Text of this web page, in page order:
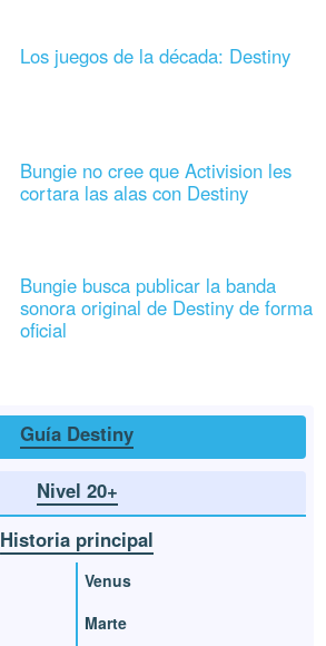
Los juegos de la década: Destiny
Bungie no cree que Activision les
cortara las alas con Destiny
Bungie busca publicar la banda
sonora original de Destiny de forma
oficial
Guía Destiny
Nivel 20+
Historia principal
Venus
Marte